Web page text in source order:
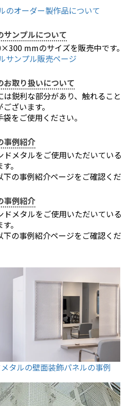
オーダー製作品について
サンプルについて
mmのサイズを販売中です。
サンプル販売ページ
お取り扱いについて
鋭利な部分があり、触れること
ざいます。
をご使用ください。
事例紹介
メタルをご使用いただいている
。
の事例紹介ページをご確認くだ
事例紹介
メタルをご使用いただいている
。
の事例紹介ページをご確認くだ
タルの壁面装飾パネルの事例